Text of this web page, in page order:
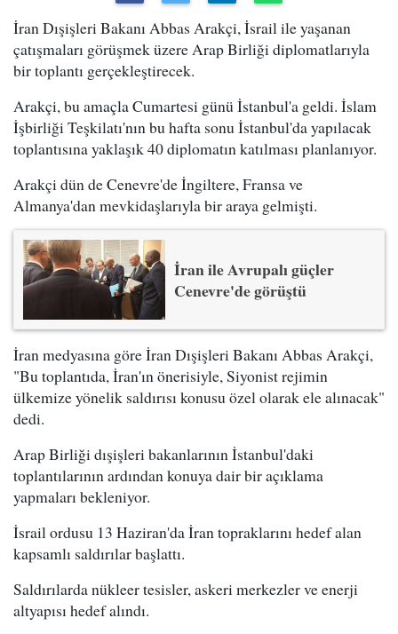
İran Dışişleri Bakanı Abbas Arakçi, İsrail ile yaşanan
çatışmaları görüşmek üzere Arap Birliği diplomatlarıyla
bir toplantı gerçekleştirecek.
Arakçi, bu amaçla Cumartesi günü İstanbul'a geldi. İslam
İşbirliği Teşkilatı'nın bu hafta sonu İstanbul'da yapılacak
toplantısına yaklaşık 40 diplomatın katılması planlanıyor.
Arakçi dün de Cenevre'de İngiltere, Fransa ve
Almanya'dan mevkidaşlarıyla bir araya gelmişti.
İran ile Avrupalı güçler
Cenevre'de görüştü
İran medyasına göre İran Dışişleri Bakanı Abbas Arakçi,
"Bu toplantıda, İran'ın önerisiyle, Siyonist rejimin
ülkemize yönelik saldırısı konusu özel olarak ele alınacak"
dedi.
Arap Birliği dışişleri bakanlarının İstanbul'daki
toplantılarının ardından konuya dair bir açıklama
yapmaları bekleniyor.
İsrail ordusu 13 Haziran'da İran topraklarını hedef alan
kapsamlı saldırılar başlattı.
Saldırılarda nükleer tesisler, askeri merkezler ve enerji
altyapısı hedef alındı.